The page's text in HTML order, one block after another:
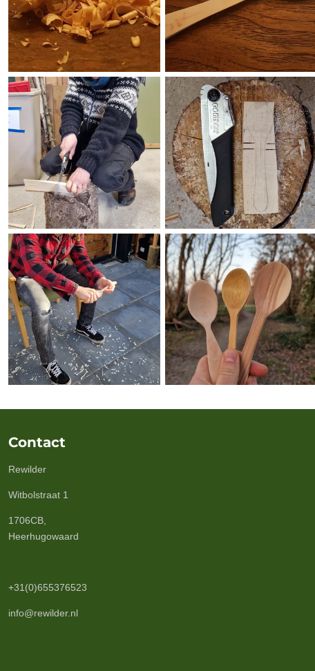
Contact
Rewilder
Witbolstraat 1
1706CB,
Heerhugowaard
+31(0)655376523
info@rewilder.nl